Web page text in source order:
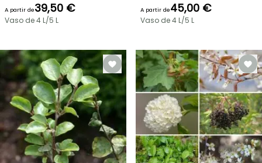
A partir de39,50 €
Vaso de 4 L/5 L
A partir de45,00 €
Vaso de 4 L/5 L